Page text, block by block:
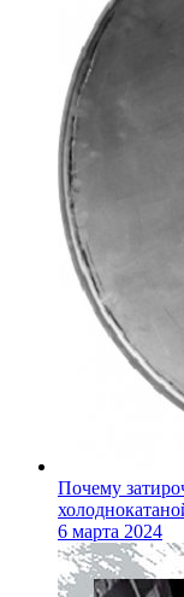
Почему
6 марта 2024